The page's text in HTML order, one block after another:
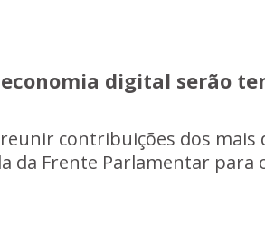
digital serão
contribuições dos mais
da Frente Parlamentar para